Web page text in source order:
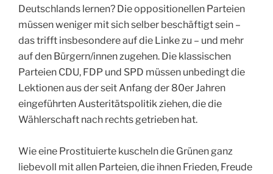
Deutschlands lernen? Die oppositionellen Parteien
müssen weniger mit sich selber beschäftigt sein –
das trifft insbesondere auf die Linke zu – und mehr
auf den Bürgern/innen zugehen. Die klassischen
Parteien CDU, FDP und SPD müssen unbedingt die
Lektionen aus der seit Anfang der 80er Jahren
eingeführten Austeritätspolitik ziehen, die die
Wählerschaft nach rechts getrieben hat.
Wie eine Prostituierte kuscheln die Grünen ganz
liebevoll mit allen Parteien, die ihnen Frieden, Freude